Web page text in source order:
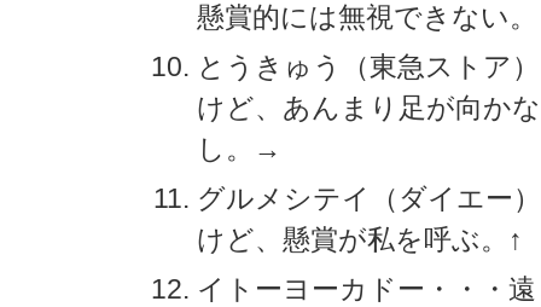
懸賞的には無視できない
とうきゅう（東急ストア
けど、あんまり足が向か
し。→
グルメシテイ（ダイエー
けど、懸賞が私を呼ぶ。↑
イトーヨーカドー・・・